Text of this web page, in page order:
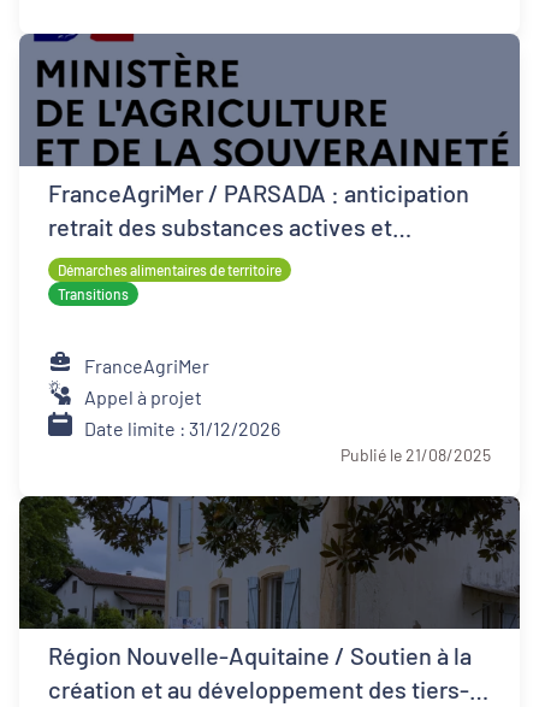
FranceAgriMer / PARSADA : anticipation
retrait des substances actives et
techniques alternatives pour les cultures
Démarches alimentaires de territoire
Transitions
FranceAgriMer
Appel à projet
Date limite : 31/12/2026
Publié le 21/08/2025
Région Nouvelle-Aquitaine / Soutien à la
création et au développement des tiers-